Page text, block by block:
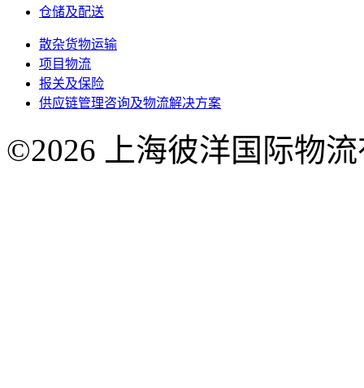
仓储及配送
散杂货物运输
项目物流
报关及保险
供应链管理咨询及物流解决方案
©2026 上海彼洋国际物